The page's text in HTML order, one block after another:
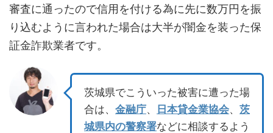
審査に通ったので信用を付ける為に先に数万円を振
り込むように言われた場合は大半が闇金を装った保
証金詐欺業者です。
茨城県でこういった被害に遭った場
合は、 金融庁、 日本貸金業協会、 茨
城県内の警察署などに相談するよう